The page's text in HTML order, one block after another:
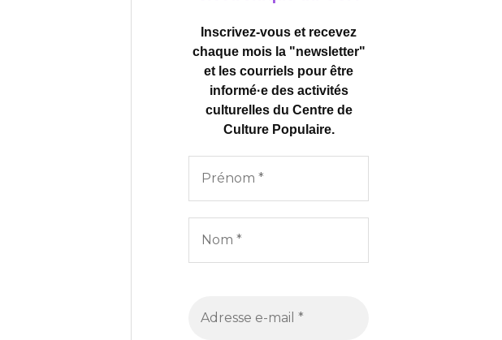
Inscrivez-vous et recevez
chaque mois la "newsletter"
et les courriels pour être
informé·e des activités
culturelles du Centre de
Culture Populaire.